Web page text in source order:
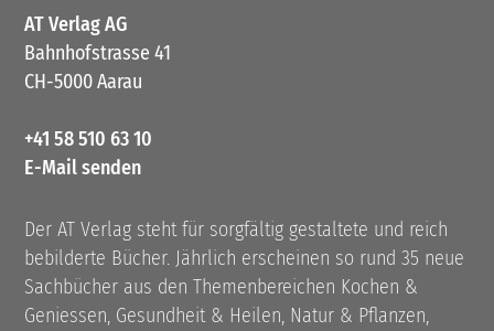
AT Verlag AG
Bahnhofstrasse 41
CH-5000 Aarau
+41 58 510 63 10
E-Mail senden
Der AT Verlag steht für sorgfältig gestaltete und reich
bebilderte Bücher. Jährlich erscheinen so rund 35 neue
Sachbücher aus den Themenbereichen Kochen &
Geniessen, Gesundheit & Heilen, Natur & Pflanzen,